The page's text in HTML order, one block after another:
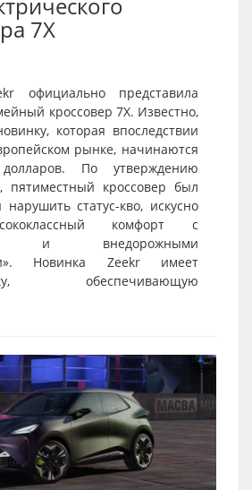
7X
официально представила
кроссовер 7X. Известно,
которая впоследствии
рынке, начинаются
По утверждению
пятиместный кроссовер был
нарушить статус-кво, искусно
комфорт с
и внедорожными
Новинка Zeekr имеет
обеспечивающую